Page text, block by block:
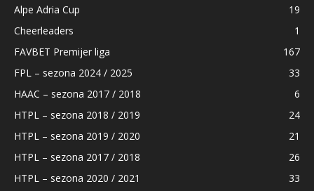
Alpe Adria Cup
19
Cheerleaders
1
FAVBET Premijer liga
167
FPL – sezona 2024 / 2025
33
HAAC – sezona 2017 / 2018
6
HTPL – sezona 2018 / 2019
24
HTPL – sezona 2019 / 2020
21
HTPL – sezona 2017 / 2018
26
HTPL – sezona 2020 / 2021
33